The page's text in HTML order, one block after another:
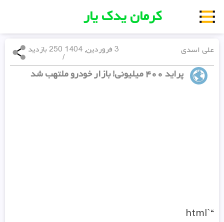
کرمان یدک یار
علی اسدی 250 بازدید
/
3 فروردین, 1404
پراید ۴۰۰ میلیونی! بازار خودرو ملتهب شد
“`html